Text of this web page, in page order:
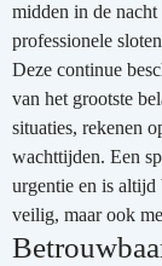
midden in de nacht
professionele
Deze continue
van het grootste
situaties, rekenen
wachttijden. Een
urgentie en is altijd
veilig, maar ook